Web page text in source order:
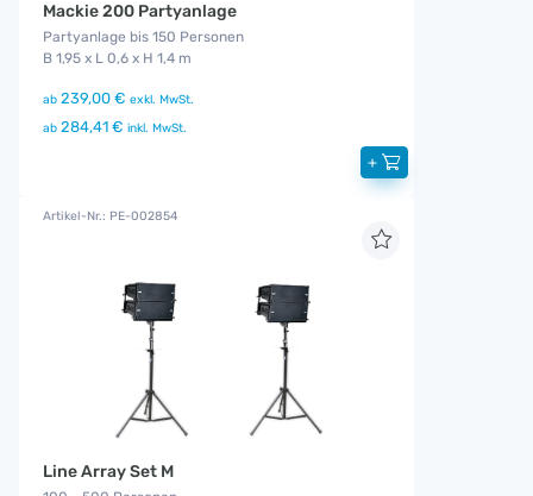
Mackie 200 Partyanlage
Partyanlage bis 150 Personen
B 1,95 x L 0,6 x H 1,4 m
ab 239,00 € exkl. MwSt.
ab 284,41 € inkl. MwSt.
+
Artikel-Nr.: PE-002854
Line Array Set M